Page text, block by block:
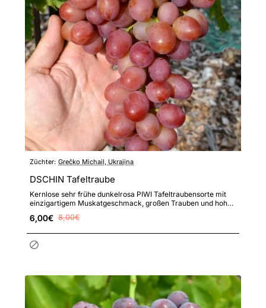
Züchter: Grečko Michail, Ukrajina
DSCHIN Tafeltraube
Kernlose sehr frühe dunkelrosa PIWI Tafeltraubensorte mit
einzigartigem Muskatgeschmack, großen Trauben und hoher
6,00€ 8,00€